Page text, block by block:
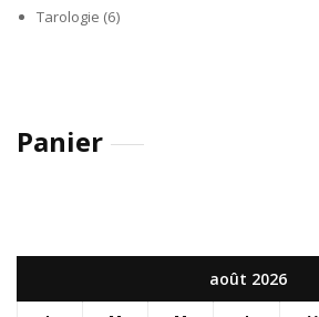
Tarologie (6)
Panier
août 2026